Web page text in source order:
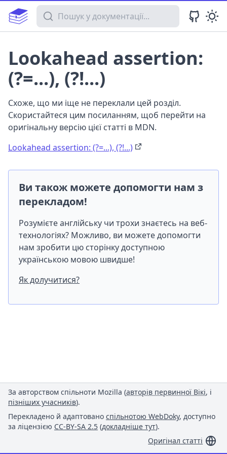
Пошук у документації
Lookahead assertion:
(?=...), (?!...)
Схоже, що ми іще не переклали цей розділ.
Скористайтеся цим посиланням, щоб перейти на
оригінальну версію цієї статті в MDN.
Lookahead assertion: (?=...), (?!...)
Ви також можете допомогти нам з
перекладом!
Розумієте англійську чи трохи знаєтесь на веб-
технологіях? Можливо, ви можете допомогти
нам зробити цю сторінку доступною
українською мовою швидше!
Як долучитися?
За авторством спільноти Mozilla (авторів первинної Вікі, і
пізніших учасників).
Перекладено й адаптовано спільнотою WebDoky, доступно
за ліцензією CC-BY-SA 2.5 (докладніше тут).
Оригінал статті